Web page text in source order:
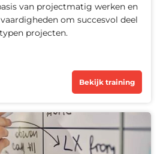
van projectmatig werken en
om succesvol deel
projecten.
Bekijk training